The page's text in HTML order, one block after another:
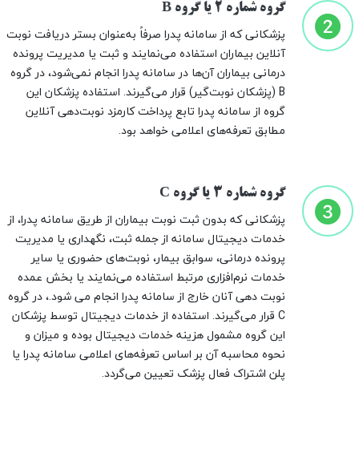
گروه شماره 2 یا گروه B
پزشکانی که از سامانه پدرا صرفاً به‌عنوان بستر دریافت نوبت
آنلاین بیماران استفاده می‌نمایند و ثبت یا مدیریت پرونده
درمانی بیماران آن‌ها در سامانه پدرا انجام نمی‌شود، در گروه
B (پزشکان نوبت‌گیر) قرار می‌گیرند. استفاده پزشکان این
گروه از سامانه پدرا تابع پرداخت کارمزد نوبت‌دهی آنلاین
مطابق تعرفه‌های اعلامی خواهد بود.
گروه شماره 3 یا گروه C
پزشکانی که بدون ثبت نوبت بیماران از طریق سامانه پدرا، از
خدمات دیجیتال سامانه از جمله ثبت، نگهداری یا مدیریت
پرونده درمانی، سوابق بیمار، نوبت‌های حضوری یا سایر
خدمات نرم‌افزاری مرتبط استفاده می‌نمایند یا بخش عمده
نوبت دهی آنان خارج از سامانه پدرا انجام می شود.، در گروه
C قرار می‌گیرند. استفاده از خدمات دیجیتال توسط پزشکان
این گروه مشمول هزینه خدمات دیجیتال بوده و میزان و
نحوه محاسبه آن بر اساس تعرفه‌های اعلامی سامانه پدرا یا
پلن اشتراک فعال پزشک تعیین می‌گردد.